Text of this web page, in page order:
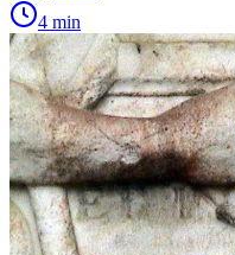
4 min